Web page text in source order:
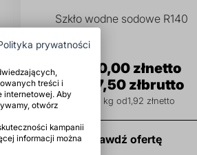
Szkło wodne sodowe R140
307,50 zł
250,00 zł
cena za kg od1,92 zł
Sprawdź ofertę
prywatności
treści i
internetowej. Aby
otwórz
kampanii
informacji można